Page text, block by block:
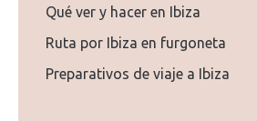
Qué ver y hacer en Ibiza
Ruta por Ibiza en furgoneta
Preparativos de viaje a Ibiza